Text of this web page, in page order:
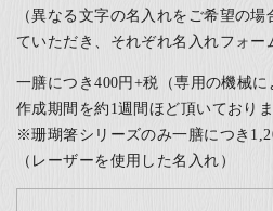
（異なる文字の名入れをご希望の
ていただき、それぞれ名入れフォー
一膳につき400円+税（専用の機械に
作成期間を約1週間ほど頂いておりま
※珊瑚箸シリーズのみ一膳につき
（レーザーを使用した名入れ）